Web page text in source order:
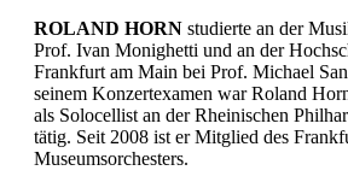
ROLAND HORN studierte an der
Prof. Ivan Monighetti und an der
Frankfurt am Main bei Prof. Michael
seinem Konzertexamen war Roland
als Solocellist an der Rheinischen
tätig. Seit 2008 ist er Mitglied des
Museumsorchesters.